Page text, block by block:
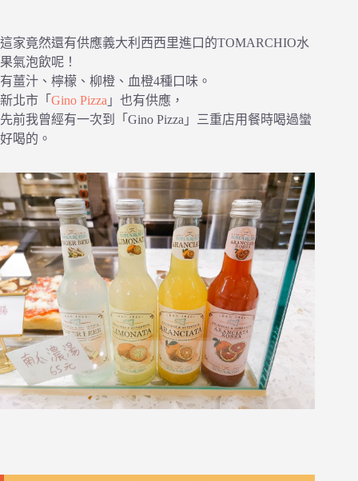
這家竟然還有供應義大利西西里進口的TOMARCHIO水
果氣泡飲呢！
有薑汁、檸檬、柳橙、血橙4種口味。
新北市「 Gino Pizza 」也有供應，
先前我曾經有一次到「Gino Pizza」三重店用餐時喝過蠻
好喝的。